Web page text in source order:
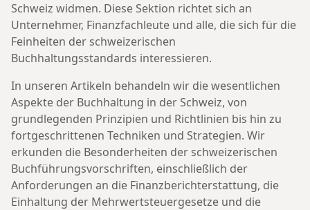
Schweiz widmen. Diese Sektion richtet sich an
Unternehmer, Finanzfachleute und alle, die sich für die
Feinheiten der schweizerischen
Buchhaltungsstandards interessieren.
In unseren Artikeln behandeln wir die wesentlichen
Aspekte der Buchhaltung in der Schweiz, von
grundlegenden Prinzipien und Richtlinien bis hin zu
fortgeschrittenen Techniken und Strategien. Wir
erkunden die Besonderheiten der schweizerischen
Buchführungsvorschriften, einschließlich der
Anforderungen an die Finanzberichterstattung, die
Einhaltung der Mehrwertsteuergesetze und die